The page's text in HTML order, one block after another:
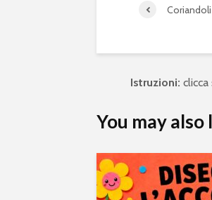
Istruzioni:
You may also